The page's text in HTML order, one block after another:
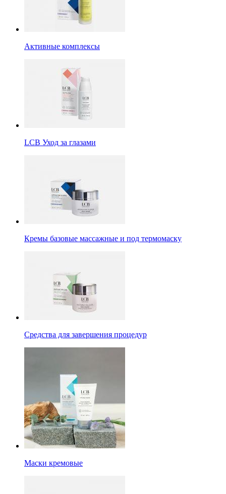
Активные комплексы
LCB Уход за глазами
Кремы базовые массажные и под термомаску
Средства для завершения процедур
Маски кремовые